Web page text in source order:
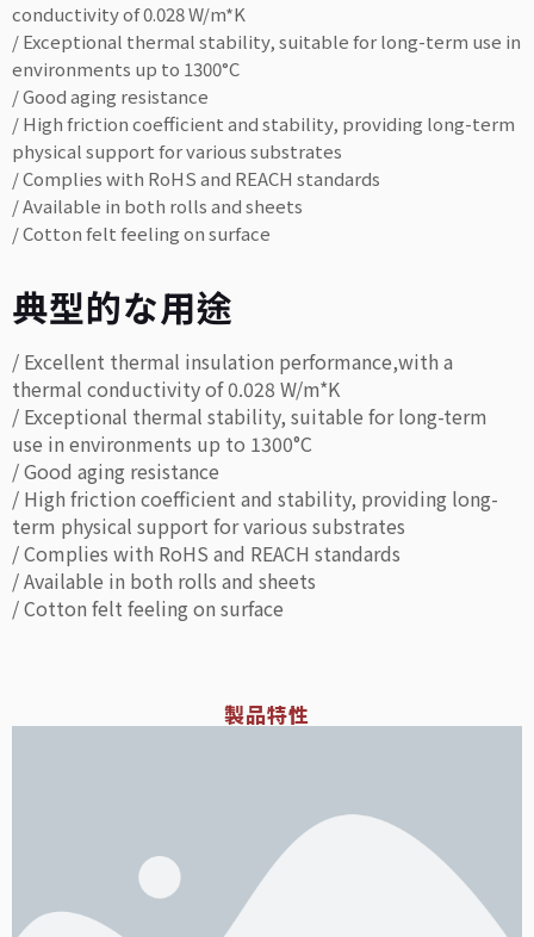
conductivity of 0.028 W/m*K
/ Exceptional thermal stability, suitable for long-term use in
environments up to 1300°C
/ Good aging resistance
/ High friction coefficient and stability, providing long-term
physical support for various substrates
/ Complies with RoHS and REACH standards
/ Available in both rolls and sheets
/ Cotton felt feeling on surface
典型的な用途
/ Excellent thermal insulation performance,with a
thermal conductivity of 0.028 W/m*K
/ Exceptional thermal stability, suitable for long-term
use in environments up to 1300°C
/ Good aging resistance
/ High friction coefficient and stability, providing long-
term physical support for various substrates
/ Complies with RoHS and REACH standards
/ Available in both rolls and sheets
/ Cotton felt feeling on surface
製品特性